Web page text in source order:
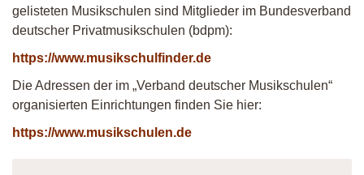
gelisteten Musikschulen sind Mitglieder im Bundesverband
deutscher Privatmusikschulen (bdpm):
https://www.musikschulfinder.de
Die Adressen der im „Verband deutscher Musikschulen“
organisierten Einrichtungen finden Sie hier:
https://www.musikschulen.de